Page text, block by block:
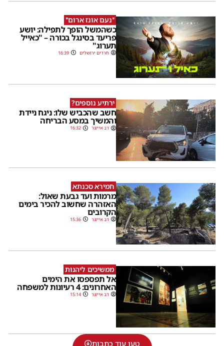
''נעם אונז ארום''
כשהמשל הופך לתפילה: יושע
פריעד בסינגל בכורה – "כאייל
תערוג"
חרדים ירושלים 16:39
ירתיע נוספים?
חשב שהכביש שלו: ניגח ניידת
והמשיך במסע הבריחה
דב אייזנר 16:32
חמירא סכנתא
מרמות ועד גבעת שאול:
האזהרה שחשוב להכיר בימים
הקרובים
דב אייזנר 15:36
ממשיכים ליהנות
אל תפספסו את הימים
האחרונים: 4 רעיונות למשפחה
דב אייזנר 15:14
טען עוד כתבות